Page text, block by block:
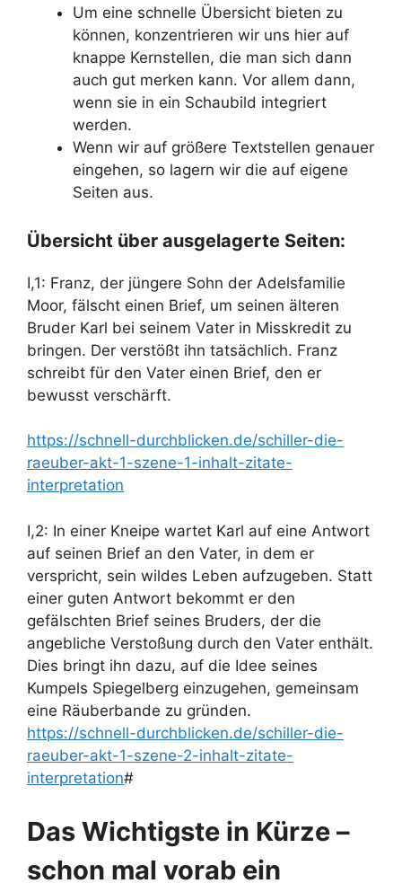
Um eine schnelle Übersicht bieten zu
können, konzentrieren wir uns hier auf
knappe Kernstellen, die man sich dann
auch gut merken kann. Vor allem dann,
wenn sie in ein Schaubild integriert
werden.
Wenn wir auf größere Textstellen genauer
eingehen, so lagern wir die auf eigene
Seiten aus.
Übersicht über ausgelagerte Seiten:
I,1: Franz, der jüngere Sohn der Adelsfamilie
Moor, fälscht einen Brief, um seinen älteren
Bruder Karl bei seinem Vater in Misskredit zu
bringen. Der verstößt ihn tatsächlich. Franz
schreibt für den Vater einen Brief, den er
bewusst verschärft.
https://schnell-durchblicken.de/schiller-die-
raeuber-akt-1-szene-1-inhalt-zitate-
interpretation
I,2: In einer Kneipe wartet Karl auf eine Antwort
auf seinen Brief an den Vater, in dem er
verspricht, sein wildes Leben aufzugeben. Statt
einer guten Antwort bekommt er den
gefälschten Brief seines Bruders, der die
angebliche Verstoßung durch den Vater enthält.
Dies bringt ihn dazu, auf die Idee seines
Kumpels Spiegelberg einzugehen, gemeinsam
eine Räuberbande zu gründen.
https://schnell-durchblicken.de/schiller-die-
raeuber-akt-1-szene-2-inhalt-zitate-
interpretation#
Das Wichtigste in Kürze –
schon mal vorab ein